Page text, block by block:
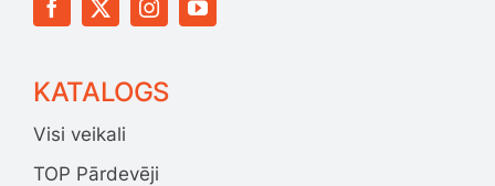
KATALOGS
Visi veikali
TOP Pārdevēji